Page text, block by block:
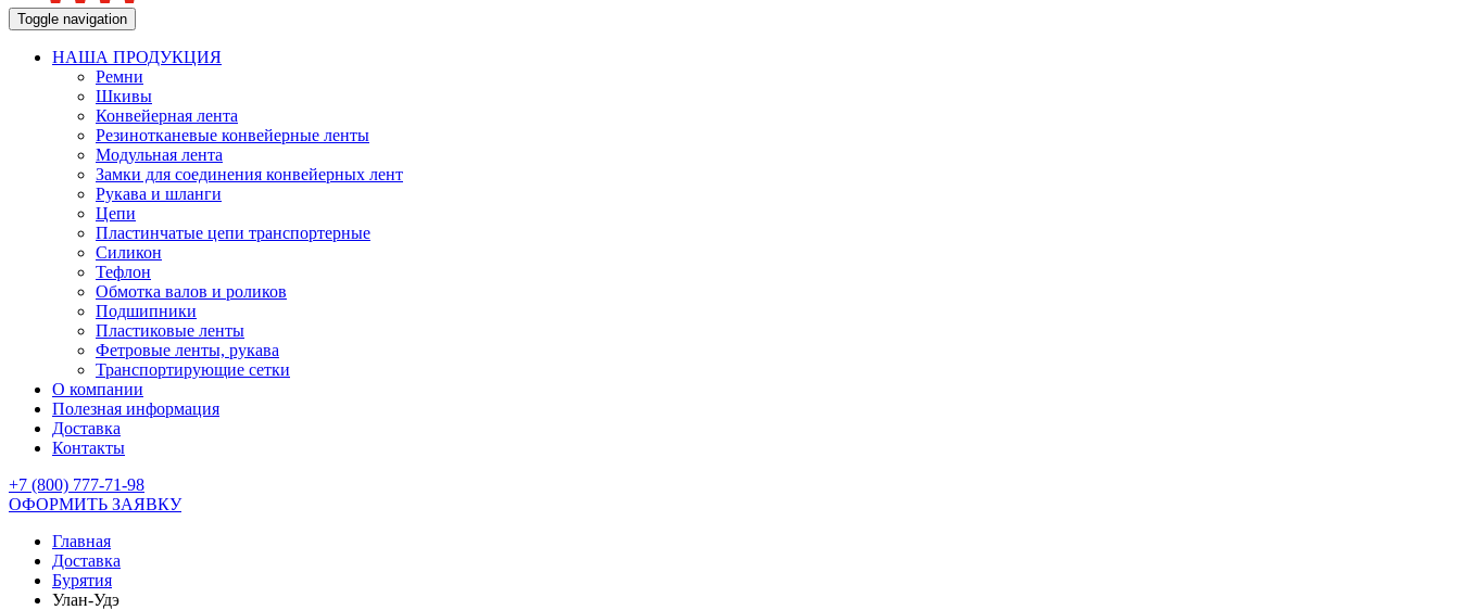
Toggle navigation
НАША ПРОДУКЦИЯ
Ремни
Шкивы
Конвейерная лента
Резинотканевые конвейерные ленты
Модульная лента
Замки для соединения конвейерных лент
Рукава и шланги
Цепи
Пластинчатые цепи транспортерные
Силикон
Тефлон
Обмотка валов и роликов
Подшипники
Пластиковые ленты
Фетровые ленты, рукава
Транспортирующие сетки
О компании
Полезная информация
Доставка
Контакты
+7 (800) 777-71-98
ОФОРМИТЬ ЗАЯВКУ
Главная
Доставка
Бурятия
Улан-Удэ